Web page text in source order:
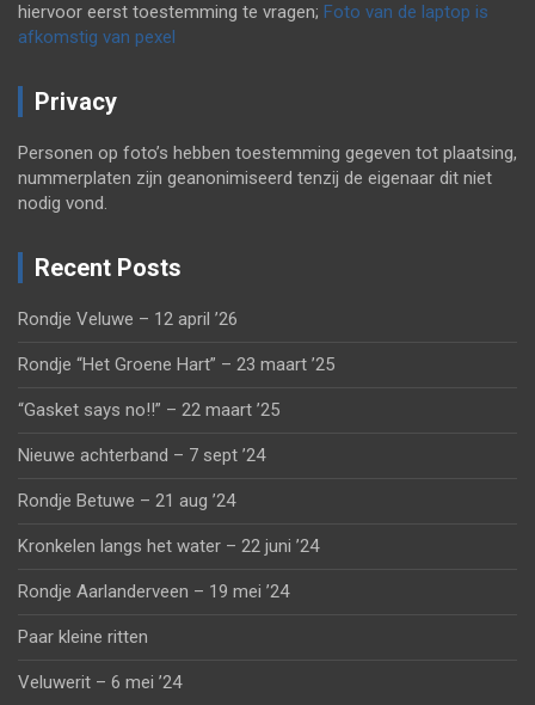
hiervoor eerst toestemming te vragen; Foto van de laptop is
afkomstig van pexel
Privacy
Personen op foto’s hebben toestemming gegeven tot plaatsing,
nummerplaten zijn geanonimiseerd tenzij de eigenaar dit niet
nodig vond.
Recent Posts
Rondje Veluwe – 12 april ’26
Rondje “Het Groene Hart” – 23 maart ’25
“Gasket says no!!” – 22 maart ’25
Nieuwe achterband – 7 sept ’24
Rondje Betuwe – 21 aug ’24
Kronkelen langs het water – 22 juni ’24
Rondje Aarlanderveen – 19 mei ’24
Paar kleine ritten
Veluwerit – 6 mei ’24